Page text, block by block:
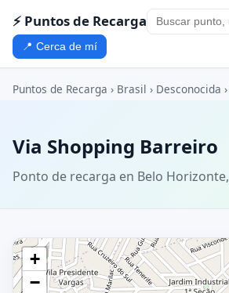
⚡ Puntos de Recarga
📍 Cerca de mí
Puntos de Recarga › Brasil › Desconocida ›
Via Shopping Barreiro
Ponto de recarga en Belo
+
−